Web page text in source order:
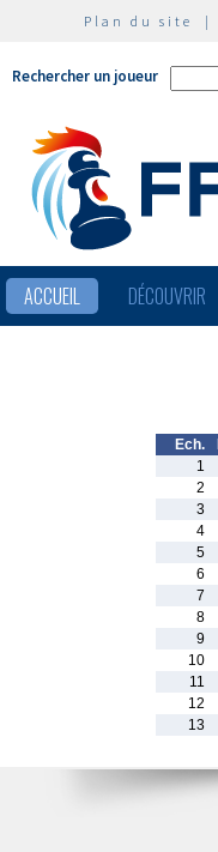
Plan du site |
Rechercher un joueur
ACCUEIL DÉCOUVRIR
Ech.
1
2
3
4
5
6
7
8
9
10
11
12
13